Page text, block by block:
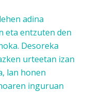
adina
eta entzuten den
Desoreka
urteetan izan
lan honen
inguruan